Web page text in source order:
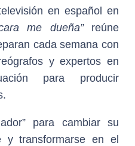
en español en
me dueña” reúne
cada semana con
y expertos en
para producir
para cambiar su
y transformarse en el